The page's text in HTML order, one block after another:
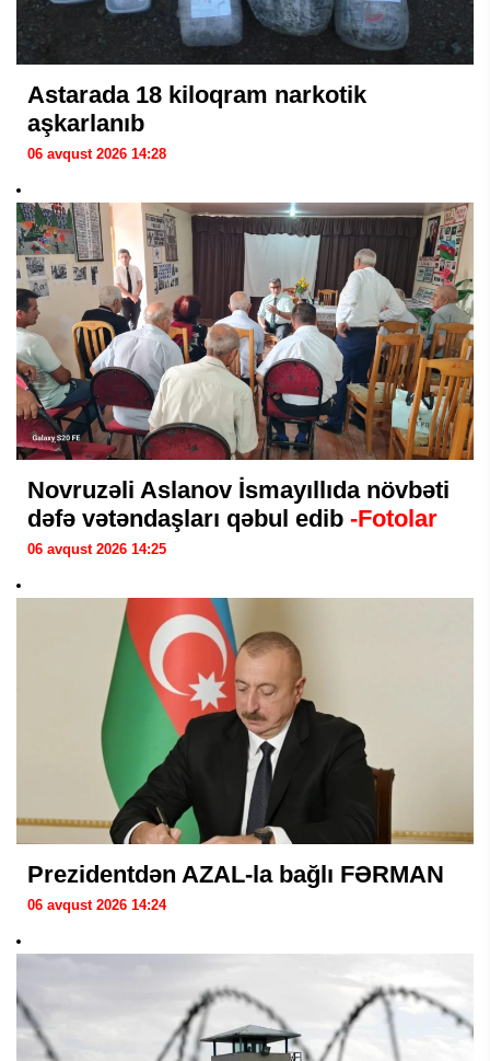
Astarada 18 kiloqram narkotik
aşkarlanıb
06 avqust 2026 14:28
Novruzəli Aslanov İsmayıllıda növbəti
dəfə vətəndaşları qəbul edib -Fotolar
06 avqust 2026 14:25
Prezidentdən AZAL-la bağlı FƏRMAN
06 avqust 2026 14:24